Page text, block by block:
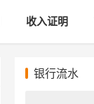
收入证明
银行流水